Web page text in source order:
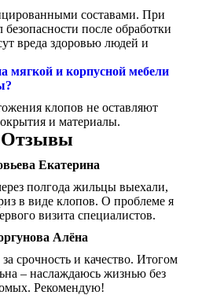
составами. При
после обработки
вреда здоровью людей и
мягкой и корпусной мебели
клопов не оставляют
и материалы.
Отзывы
Екатерина
полгода жильцы выехали,
в виде клопов. О проблеме я
визита специалистов.
Алёна
срочность и качество. Итогом
– наслаждаюсь жизнью без
Рекомендую!